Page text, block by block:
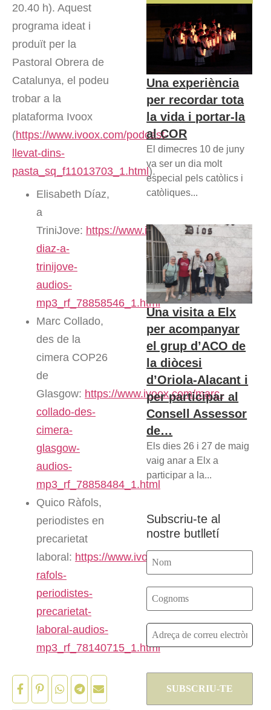
20.40 h). Aquest
programa ideat i
produït per la
Pastoral Obrera de
Catalunya, el podeu
trobar a la
plataforma Ivoox
(https://www.ivoox.com/podcast-
llevat-dins-
pasta_sq_f11013703_1.html).
Elisabeth Díaz,
a
TriniJove: https://www.ivoox.com/elisabeth-
diaz-a-
trinijove-
audios-
mp3_rf_78858546_1.html
Marc Collado,
des de la
cimera COP26
de
Glasgow: https://www.ivoox.com/marc-
collado-des-
cimera-
glasgow-
audios-
mp3_rf_78858484_1.html
Quico Ràfols,
periodistes en
precarietat
laboral: https://www.ivoox.com/quico-
rafols-
periodistes-
precarietat-
laboral-audios-
mp3_rf_78140715_1.html
Una experiència
per recordar tota
la vida i portar-la
al COR
El dimecres 10 de juny
va ser un dia molt
especial pels catòlics i
catòliques...
Una visita a Elx
per acompanyar
el grup d’ACO de
la diòcesi
d’Oriola-Alacant i
per participar al
Consell Assessor
de…
Els dies 26 i 27 de maig
vaig anar a Elx a
participar a la...
Subscriu-te al
nostre butlletí